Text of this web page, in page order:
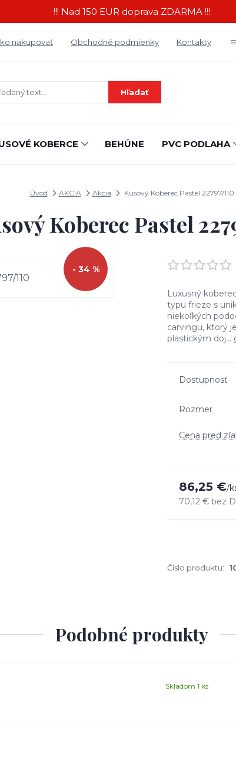
!!! Nad 150 EUR doprava ZDARMA !!!
nakupovať Obchodné podmienky Kontakty
Hľadať
KOBERCE BEHÚNE PVC PODLAHA
Úvod AKCIA Akcia Kusový Koberec Pastel 22797/110
Koberec Pastel
- 34 %
Luxusný
typu frieze s
niekoľkých
carvingu, ktorý
plastickým doj...
Dostupnosť
Rozmer
Cena pred
86,25 €/
70,12 € bez
Číslo produktu:
Podobné produkty
Skladom 1 ks